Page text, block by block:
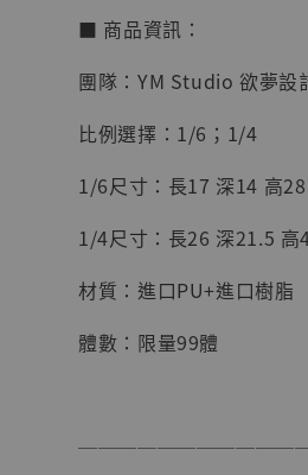
加入購物車
■ 商品資訊：
團隊：YM Studio 欲夢設
比例選擇：1/6；1/4
1/6尺寸：長17 深14 高
1/4尺寸：長26 深21.5 高
材質：進口PU+進口樹脂
體數：限量99體